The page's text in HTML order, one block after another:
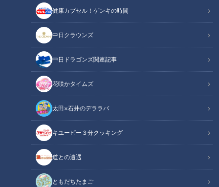
健康カプセル！ゲンキの時間
中日クラウンズ
中日ドラゴンズ関連記事
花咲かタイムズ
太田×石井のデララバ
キユーピー３分クッキング
道との遭遇
ともだちたまご
チャント！
くらしニュース
「第1回全国スーパーマーケットおいしいもの総選挙」が発表